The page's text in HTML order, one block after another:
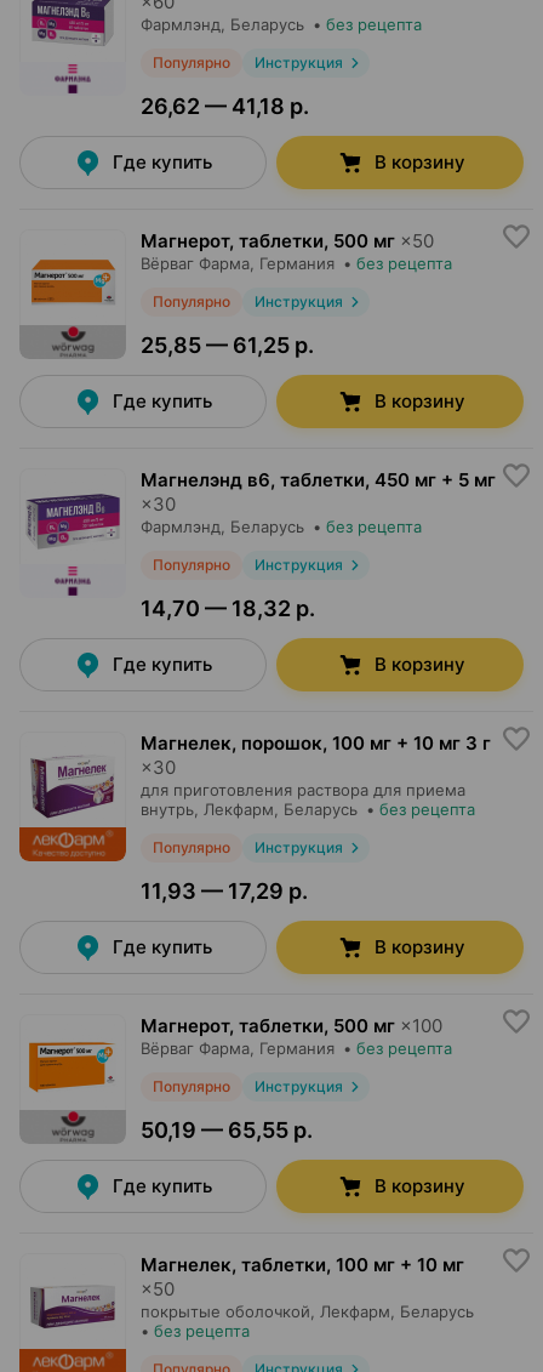
Фармлэнд , Беларусь • без рецепта
Популярно Инструкция
26,62 — 41,18 р.
Где купить В корзину
Магнерот, таблетки, 500 мг ×50
Вёрваг Фарма , Германия • без рецепта
Популярно Инструкция
25,85 — 61,25 р.
Где купить В корзину
Магнелэнд в6, таблетки, 450 мг + 5 мг
×30
Фармлэнд , Беларусь • без рецепта
Популярно Инструкция
14,70 — 18,32 р.
Где купить В корзину
Магнелек, порошок, 100 мг + 10 мг 3 г
×30
для приготовления раствора для приема
внутрь, Лекфарм , Беларусь • без рецепта
Популярно Инструкция
11,93 — 17,29 р.
Где купить В корзину
Магнерот, таблетки, 500 мг ×100
Вёрваг Фарма , Германия • без рецепта
Популярно Инструкция
50,19 — 65,55 р.
Где купить В корзину
Магнелек, таблетки, 100 мг + 10 мг
×50
покрытые оболочкой, Лекфарм , Беларусь
• без рецепта